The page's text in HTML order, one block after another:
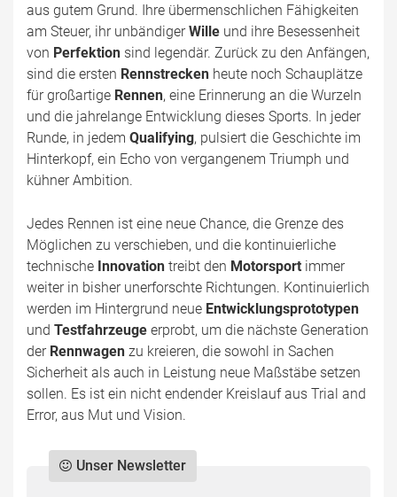
aus gutem Grund. Ihre übermenschlichen Fähigkeiten
am Steuer, ihr unbändigerWille und ihre Besessenheit
von Perfektion sind legendär. Zurück zu den Anfängen,
sind die ersten Rennstrecken heute noch Schauplätze
für großartige Rennen, eine Erinnerung an die Wurzeln
und die jahrelange Entwicklung dieses Sports. In jeder
Runde, in jedem Qualifying, pulsiert die Geschichte im
Hinterkopf, ein Echo von vergangenem Triumph und
kühner Ambition.
Jedes Rennen ist eine neue Chance, die Grenze des
Möglichen zu verschieben, und die kontinuierliche
technische Innovation treibt den Motorsport immer
weiter in bisher unerforschte Richtungen. Kontinuierlich
werden im Hintergrund neue Entwicklungsprototypen
und Testfahrzeuge erprobt, um die nächste Generation
der Rennwagen zu kreieren, die sowohl in Sachen
Sicherheit als auch in Leistung neue Maßstäbe setzen
sollen. Es ist ein nicht endender Kreislauf aus Trial and
Error, aus Mut und Vision.
Unser Newsletter